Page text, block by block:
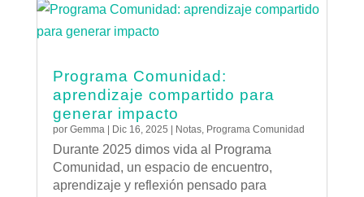
Programa Comunidad:
aprendizaje compartido para
generar impacto
por Gemma | Dic 16, 2025 | Notas, Programa Comunidad
Durante 2025 dimos vida al Programa
Comunidad, un espacio de encuentro,
aprendizaje y reflexión pensado para